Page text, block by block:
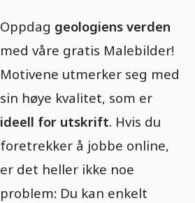
Oppdag geologiens verden
med våre gratis Malebilder!
Motivene utmerker seg med
sin høye kvalitet, som er
ideell for utskrift. Hvis du
foretrekker å jobbe online,
er det heller ikke noe
problem: Du kan enkelt